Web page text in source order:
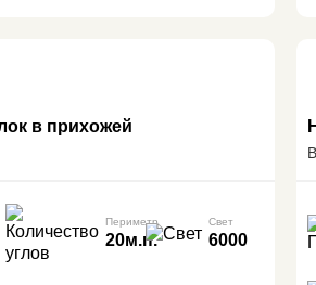
в прихожей
Периметр
20м.п.
Свет
6000